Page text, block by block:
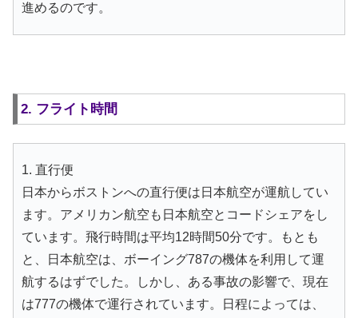
進めるのです。
2. フライト時間
1. 直行便
日本からボストンへの直行便は日本航空が運航してい
ます。アメリカン航空も日本航空とコードシェアをし
ています。飛行時間は平均12時間50分です。もとも
と、日本航空は、ボーイング787の機体を利用して運
航するはずでした。しかし、ある事故の影響で、現在
は777の機体で運行されています。日程によっては、